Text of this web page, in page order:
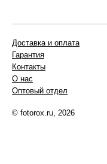
Доставка и оплата
Гарантия
Контакты
О нас
Оптовый отдел
© fotorox.ru, 2026